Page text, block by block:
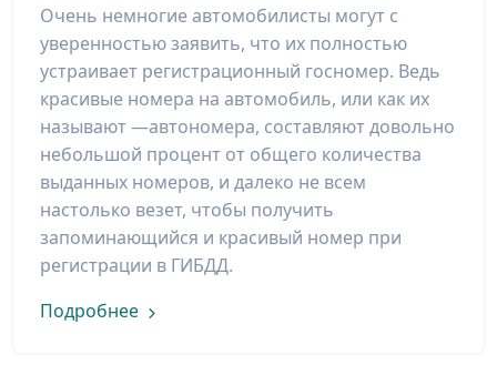
Очень немногие автомобилисты могут с
уверенностью заявить, что их полностью
устраивает регистрационный госномер. Ведь
красивые номера на автомобиль, или как их
называют —автономера, составляют довольно
небольшой процент от общего количества
выданных номеров, и далеко не всем
настолько везет, чтобы получить
запоминающийся и красивый номер при
регистрации в ГИБДД.
Подробнее